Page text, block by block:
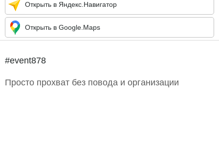
Открыть в Яндекс.Навигатор
Открыть в Google.Maps
#event878
Просто прохват без повода и организации